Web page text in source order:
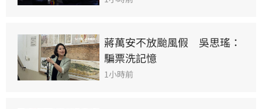
蔣萬安不放颱風假　吳思瑤：
騙票洗記憶
1小時前